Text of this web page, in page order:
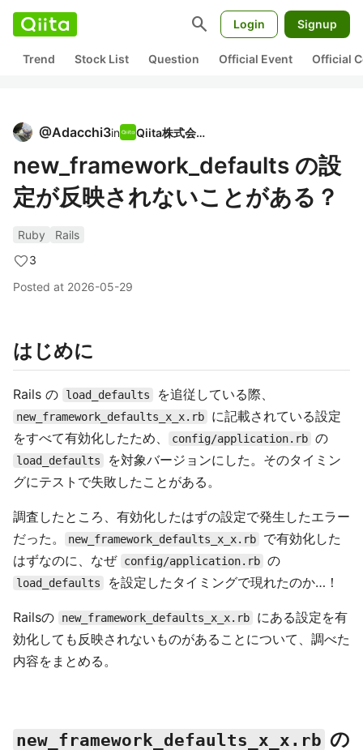
search Login Signup
Trend Stock List Question Official Event Official
@Adacchi3in Qiita株式会社
new_framework_defaults の設
定が反映されないことがある？
Ruby
Rails
3
Posted at 2026-05-29
はじめに
Rails の load_defaults を追従している際、
new_framework_defaults_x_x.rb
に記載されている設定
をすべて有効化したため、
config/application.rb の
load_defaults
を対象バージョンにした。そのタイミン
グにテストで失敗したことがある。
調査したところ、有効化したはずの設定で発生したエラー
だった。
new_framework_defaults_x_x.rb
で有効化した
はずなのに、なぜ config/application.rb の
load_defaults を設定したタイミングで現れたのか…！
Railsの new_framework_defaults_x_x.rb
にある設定を有
効化しても反映されないものがあることについて、調べた
内容をまとめる。
new_framework_defaults_x_x.rb の